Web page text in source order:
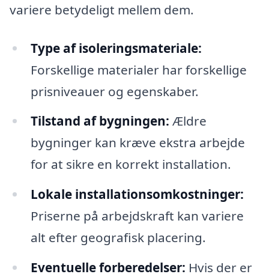
variere betydeligt mellem dem.
Type af isoleringsmateriale:
Forskellige materialer har forskellige
prisniveauer og egenskaber.
Tilstand af bygningen: Ældre
bygninger kan kræve ekstra arbejde
for at sikre en korrekt installation.
Lokale installationsomkostninger:
Priserne på arbejdskraft kan variere
alt efter geografisk placering.
Eventuelle forberedelser: Hvis der er